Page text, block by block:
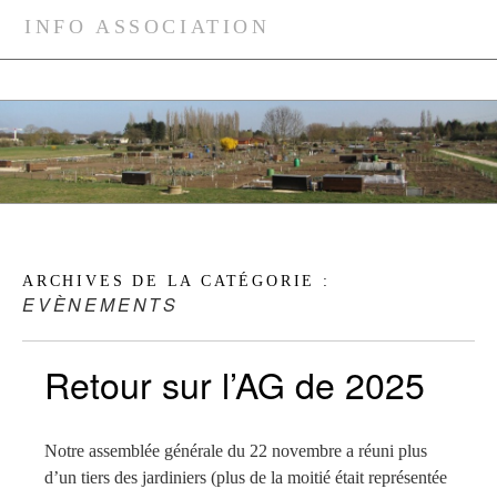
INFO ASSOCIATION
ARCHIVES DE LA CATÉGORIE :
EVÈNEMENTS
Retour sur l’AG de 2025
Notre assemblée générale du 22 novembre a réuni plus
d’un tiers des jardiniers (plus de la moitié était représentée